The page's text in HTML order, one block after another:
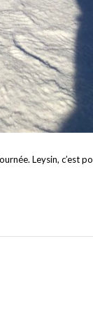
Leysin, c’est